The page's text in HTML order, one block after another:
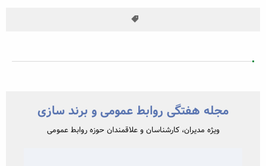
مجله هفتگی روابط عمومی و برند سازی
ویژه مدیران، کارشناسان و علاقمندان حوزه روابط عمومی